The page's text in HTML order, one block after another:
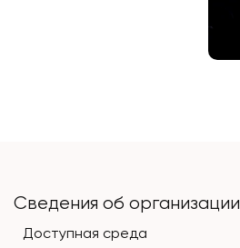
Сведения об организации
Доступная среда